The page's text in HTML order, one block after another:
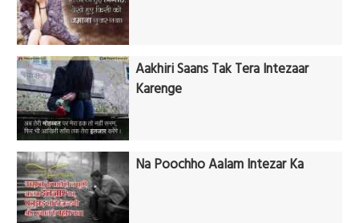
Aakhiri Saans Tak Tera Intezaar
Karenge
Na Poochho Aalam Intezar Ka